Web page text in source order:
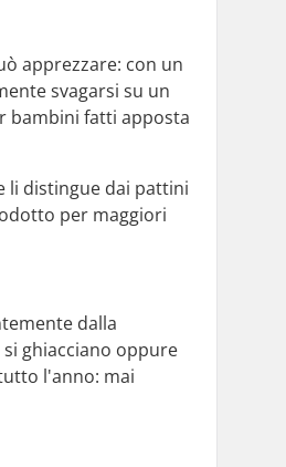
apprezzare: con un
svagarsi su un
bambini fatti apposta
li distingue dai pattini
per maggiori
dalla
ghiacciano oppure
l'anno: mai